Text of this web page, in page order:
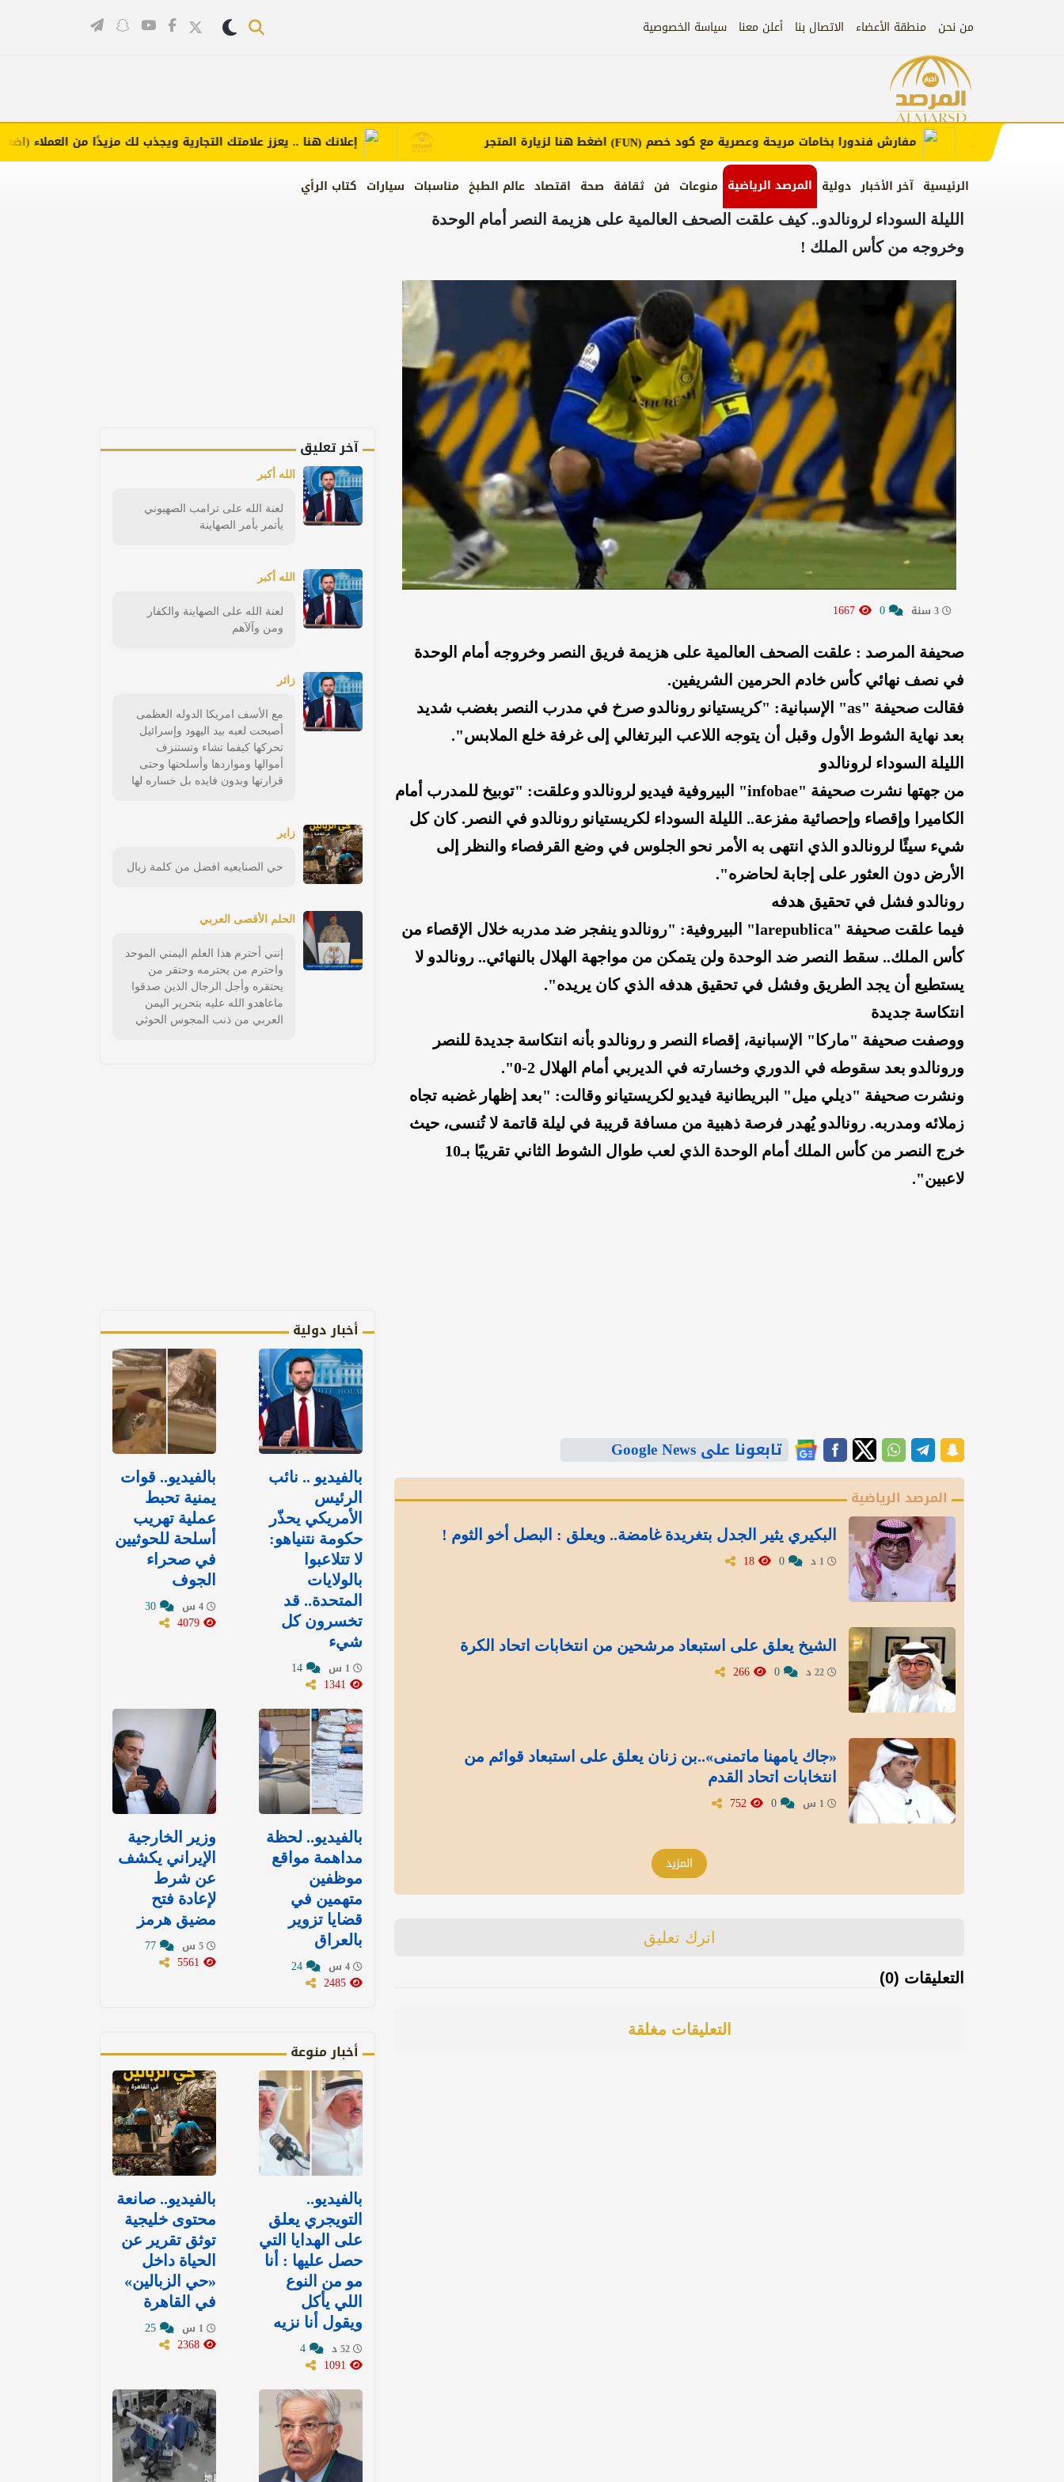
من نحن منطقة الأعضاء الاتصال بنا أعلن معنا سياسة الخصوصية
الرئيسية آخر الأخبار دولية المرصد الرياضية منوعات فن ثقافة صحة اقتصاد عالم الطبخ مناسبات سيارات كتاب الرأي
إعلانك هنا .. يعزز علامتك التجارية ويجذب لك مزيدًا من العملاء (اضغط مفارش فندورا بخامات مريحة وعصرية مع كود خصم(FUN) اضغط هنا لزيارة المتجر
الليلة السوداء لرونالدو.. كيف علقت الصحف العالمية على هزيمة النصر أمام الوحدة
وخروجه من كأس الملك !
صحيفة المرصد : علقت الصحف العالمية على هزيمة فريق النصر وخروجه أمام الوحدة
في نصف نهائي كأس خادم الحرمين الشريفين.
فقالت صحيفة "as" الإسبانية: "كريستيانو رونالدو صرخ في مدرب النصر بغضب شديد
بعد نهاية الشوط الأول وقبل أن يتوجه اللاعب البرتغالي إلى غرفة خلع الملابس".
الليلة السوداء لرونالدو
من جهتها نشرت صحيفة "infobae" البيروفية فيديو لرونالدو وعلقت: "توبيخ للمدرب أمام
الكاميرا وإقصاء وإحصائية مفزعة.. الليلة السوداء لكريستيانو رونالدو في النصر. كان كل
شيء سيئًا لرونالدو الذي انتهى به الأمر نحو الجلوس في وضع القرفصاء والنظر إلى
الأرض دون العثور على إجابة لحاضره".
رونالدو فشل في تحقيق هدفه
فيما علقت صحيفة "larepublica" البيروفية: "رونالدو ينفجر ضد مدربه خلال الإقصاء من
كأس الملك.. سقط النصر ضد الوحدة ولن يتمكن من مواجهة الهلال بالنهائي.. رونالدو لا
يستطيع أن يجد الطريق وفشل في تحقيق هدفه الذي كان يريده".
انتكاسة جديدة
ووصفت صحيفة "ماركا" الإسبانية، إقصاء النصر و رونالدو بأنه انتكاسة جديدة للنصر
ورونالدو بعد سقوطه في الدوري وخسارته في الديربي أمام الهلال 2-0".
ونشرت صحيفة "ديلي ميل" البريطانية فيديو لكريستيانو وقالت: "بعد إظهار غضبه تجاه
زملائه ومدربه. رونالدو يُهدر فرصة ذهبية من مسافة قريبة في ليلة قاتمة لا تُنسى، حيث
خرج النصر من كأس الملك أمام الوحدة الذي لعب طوال الشوط الثاني تقريبًا بـ10
لاعبين".
تابعونا على Google News
المرصد الرياضية
البكيري يثير الجدل بتغريدة غامضة.. ويعلق : البصل أخو الثوم !
الشيخ يعلق على استبعاد مرشحين من انتخابات اتحاد الكرة
«جاك يامهنا ماتمنى»..بن زنان يعلق على استبعاد قوائم من
انتخابات اتحاد القدم
المزيد
اترك تعليق
التعليقات (0)
التعليقات مغلقة
آخر تعليق
الله أكبر
لعنة الله على ترامب الصهيوني
يأتمر بأمر الصهاينة
الله أكبر
لعنة الله على الصهاينة والكفار
ومن وآلآهم
زائر
مع الأسف امريكا الدوله العظمى
أصبحت لعبه بيد اليهود وإسرائيل
تحركها كيفما تشاء وتستنزف
أموالها ومواردها وأسلحتها وحتى
قرارتها وبدون فايده بل خساره لها
زاير
حي الصنايعيه افضل من كلمة زبال
الحلم الأقصى العربي
إنني أحترم هذا العلم اليمني الموحد
واحترم من يحترمه وحتقر من
يحتقره وأجل الرجال الذين صدقوا
ماعاهدو الله عليه بتحرير اليمن
العربي من ذنب المجوس الحوثي
أخبار دولية
بالفيديو .. نائب
الرئيس
الأمريكي يحذّر
حكومة نتنياهو:
لا تتلاعبوا
بالولايات
المتحدة.. قد
تخسرون كل
شيء
بالفيديو.. قوات
يمنية تحبط
عملية تهريب
أسلحة للحوثيين
في صحراء
الجوف
بالفيديو.. لحظة
مداهمة مواقع
موظفين
متهمين في
قضايا تزوير
بالعراق
وزير الخارجية
الإيراني يكشف
عن شرط
لإعادة فتح
مضيق هرمز
أخبار منوعة
بالفيديو..
التويجري يعلق
على الهدايا التي
حصل عليها : ‏أنا
مو من النوع
اللي يأكل
ويقول أنا نزيه
بالفيديو.. صانعة
محتوى خليجية
توثق تقرير عن
الحياة داخل
«حي الزبالين»
في القاهرة